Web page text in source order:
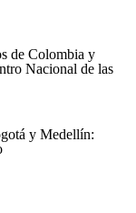
de Colombia y
Nacional de las
y Medellín: